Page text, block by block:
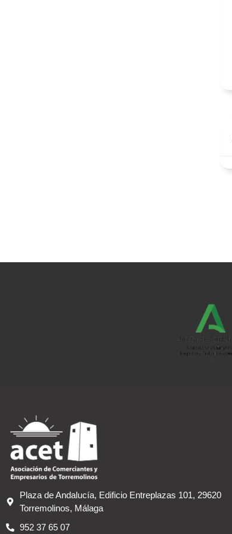
Plaza de Andalucía, Edificio Entreplazas 101, 29620
Torremolinos, Málaga
952 37 65 07